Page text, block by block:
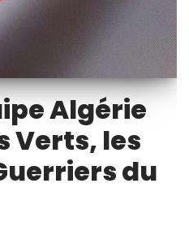
Algérie
Verts, les
du